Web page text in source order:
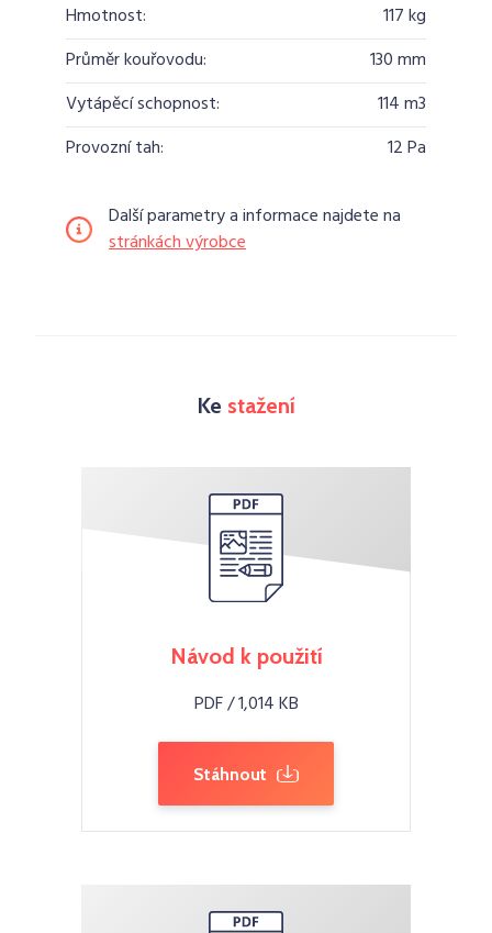
Hmotnost:
117 kg
Průměr kouřovodu:
130 mm
Vytápěcí schopnost:
114 m3
Provozní tah:
12 Pa
Další parametry a informace najdete na
stránkách výrobce
Ke stažení
Návod k použití
PDF / 1,014 KB
Stáhnout